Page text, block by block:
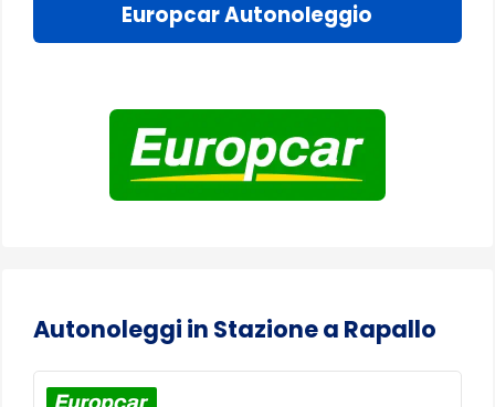
Europcar Autonoleggio
Autonoleggi in Stazione a Rapallo